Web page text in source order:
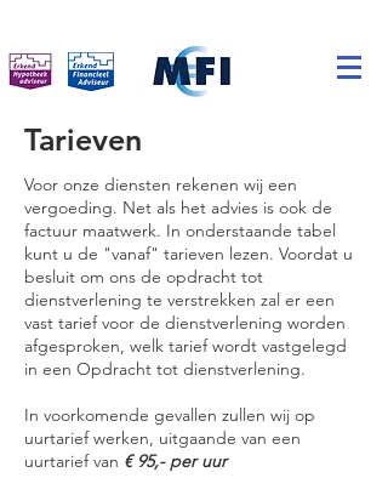
Tarieven
Voor onze diensten rekenen wij een
vergoeding. Net als het advies is ook de
factuur maatwerk. In onderstaande tabel
kunt u de "vanaf" tarieven lezen. Voordat u
besluit om ons de opdracht tot
dienstverlening te verstrekken zal er een
vast tarief voor de dienstverlening worden
afgesproken, welk tarief wordt vastgelegd
in een Opdracht tot dienstverlening.
In voorkomende gevallen zullen wij op
uurtarief werken, uitgaande van een
uurtarief van € 95,- per uur